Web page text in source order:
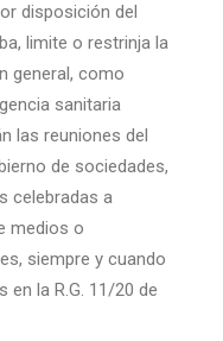
disposición del
limite o restrinja la
general, como
sanitaria
las reuniones del
de sociedades,
celebradas a
medios o
siempre y cuando
la R.G. 11/20 de